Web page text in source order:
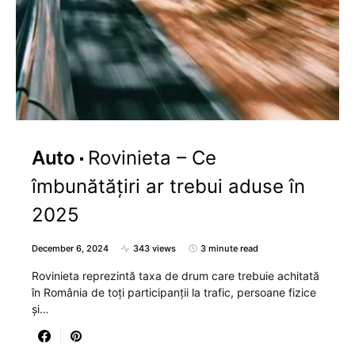
Auto
Rovinieta – Ce
îmbunătățiri ar trebui aduse în
2025
December 6, 2024 343 views 3 minute read
Rovinieta reprezintă taxa de drum care trebuie achitată
în România de toți participanții la trafic, persoane fizice
și…